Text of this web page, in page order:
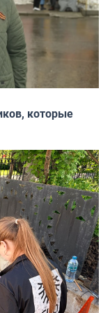
которые